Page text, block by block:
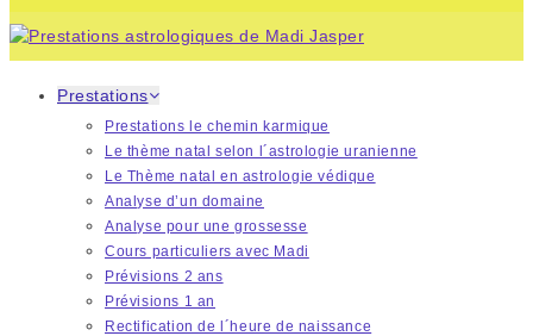
Prestations
Prestations le chemin karmique
Le thème natal selon l´astrologie uranienne
Le Thème natal en astrologie védique
Analyse d’un domaine
Analyse pour une grossesse
Cours particuliers avec Madi
Prévisions 2 ans
Prévisions 1 an
Rectification de l´heure de naissance